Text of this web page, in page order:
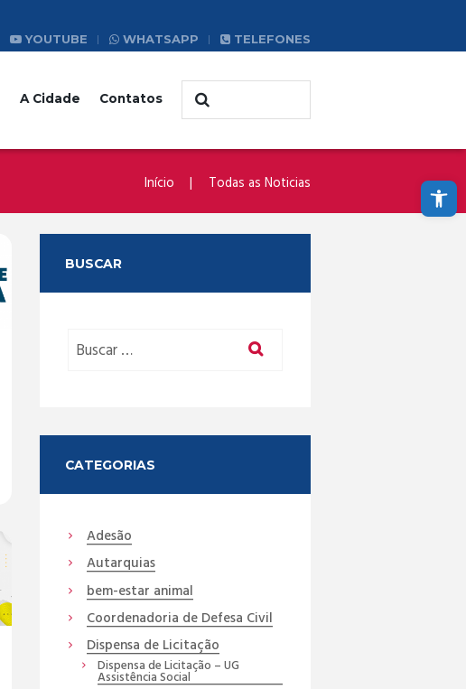
Abrir a barra de ferramentas
YOUTUBE WHATSAPP TELEFONES
A Cidade Contatos
Início Todas as Noticias
BUSCAR
CATEGORIAS
Adesão
Autarquias
bem-estar animal
Coordenadoria de Defesa Civil
Dispensa de Licitação
Dispensa de Licitação – UG
Assistência Social